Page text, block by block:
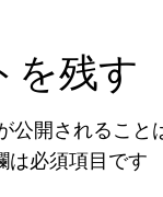
を残す
公開されること
は必須項目です